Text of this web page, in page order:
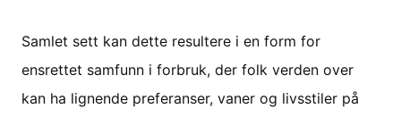
Samlet sett kan dette resultere i en form for
ensrettet samfunn i forbruk, der folk verden over
kan ha lignende preferanser, vaner og livsstiler på